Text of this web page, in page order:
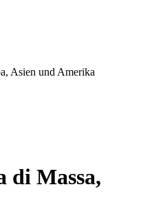
Asien und Amerika
di Massa,